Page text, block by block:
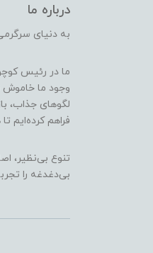
درباره ما
به دنیای
ما در رئیس
وجود ما خاموش
لگوهای جذاب،
فراهم کرده‌ایم
تنوع بی‌نظیر،
بی‌دغدغه را